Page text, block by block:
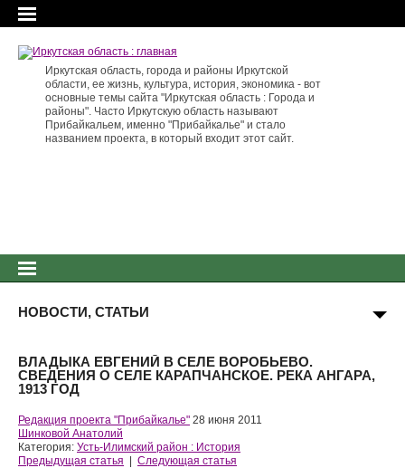
Иркутская область, города и районы Иркутской
области, ее жизнь, культура, история, экономика - вот
основные темы сайта "Иркутская область : Города и
районы". Часто Иркутскую область называют
Прибайкальем, именно "Прибайкалье" и стало
названием проекта, в который входит этот сайт.
НОВОСТИ, СТАТЬИ
ВЛАДЫКА ЕВГЕНИЙ В СЕЛЕ ВОРОБЬЕВО.
СВЕДЕНИЯ О СЕЛЕ КАРАПЧАНСКОЕ. РЕКА АНГАРА,
1913 ГОД
Редакция проекта "Прибайкалье" 28 июня 2011
Шинковой Анатолий
Категория: Усть-Илимский район : История
Предыдущая статья
Следующая статья